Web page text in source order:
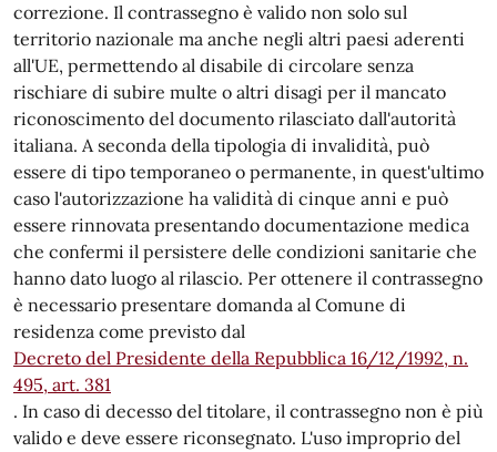
correzione. Il contrassegno è valido non solo sul
territorio nazionale ma anche negli altri paesi aderenti
all'UE, permettendo al disabile di circolare senza
rischiare di subire multe o altri disagi per il mancato
riconoscimento del documento rilasciato dall'autorità
italiana. A seconda della tipologia di invalidità, può
essere di tipo temporaneo o permanente, in quest'ultimo
caso l'autorizzazione ha validità di cinque anni e può
essere rinnovata presentando documentazione medica
che confermi il persistere delle condizioni sanitarie che
hanno dato luogo al rilascio. Per ottenere il contrassegno
è necessario presentare domanda al Comune di
residenza come previsto dal
Decreto del Presidente della Repubblica 16/12/1992, n.
495, art. 381
. In caso di decesso del titolare, il contrassegno non è più
valido e deve essere riconsegnato. L'uso improprio del